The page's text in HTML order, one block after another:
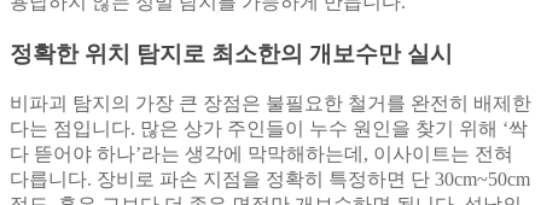
정확한 위치 탐지로 최소한의 개보수만 실시
비파괴 탐지의 가장 큰 장점은 불필요한 철거를 완전히 배제한
다는 점입니다. 많은 상가 주인들이 누수 원인을 찾기 위해 ‘싹
다 뜯어야 하나’라는 생각에 막막해하는데, 이사이트는 전혀
다릅니다. 장비로 파손 지점을 정확히 특정하면 단 30cm~50cm